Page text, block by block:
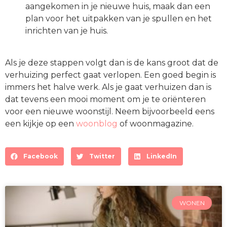
aangekomen in je nieuwe huis, maak dan een
plan voor het uitpakken van je spullen en het
inrichten van je huis.
Als je deze stappen volgt dan is de kans groot dat de
verhuizing perfect gaat verlopen. Een goed begin is
immers het halve werk. Als je gaat verhuizen dan is
dat tevens een mooi moment om je te oriënteren
voor een nieuwe woonstijl. Neem bijvoorbeeld eens
een kijkje op een woonblog of woonmagazine.
Facebook Twitter LinkedIn
WONEN